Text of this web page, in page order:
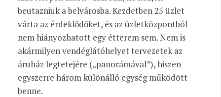
beutazniuk a belvárosba. Kezdetben 25 üzlet
várta az érdeklődőket, és az üzletközpontból
nem hiányozhatott egy étterem sem. Nem is
akármilyen vendéglátóhelyet tervezetek az
áruház legtetejére („panorámával”), hiszen
egyszerre három különálló egység működött
benne.